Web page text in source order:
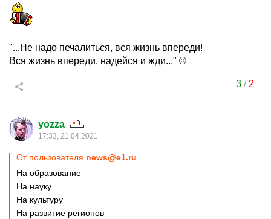
"...Не надо печалиться, вся жизнь впереди!
Вся жизнь впереди, надейся и жди..." ©
3/ 2
yozza
17:33, 21.04.2021
От пользователя news@e1.ru
На образование
На науку
На культуру
На развитие регионов